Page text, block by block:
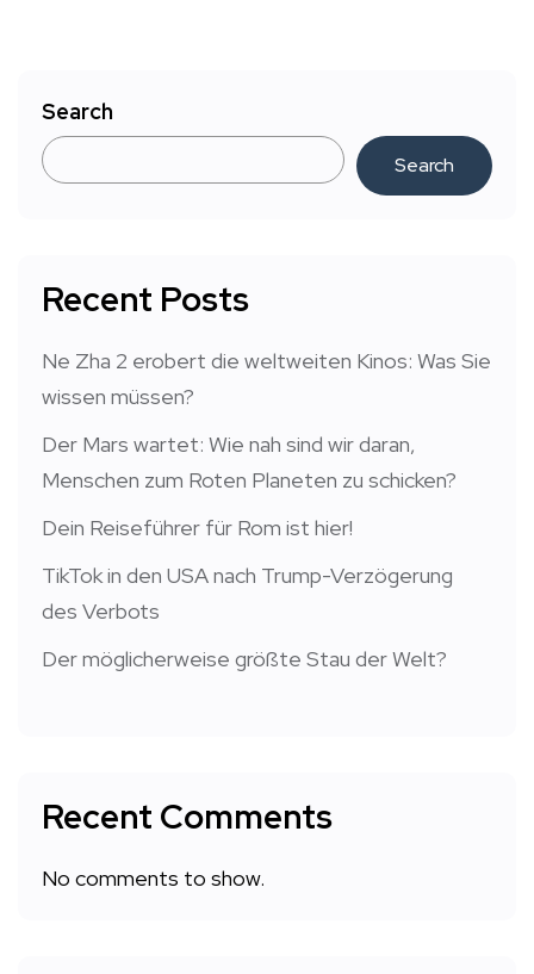
Search
Search
Recent Posts
Ne Zha 2 erobert die weltweiten Kinos: Was Sie
wissen müssen?
Der Mars wartet: Wie nah sind wir daran,
Menschen zum Roten Planeten zu schicken?
Dein Reiseführer für Rom ist hier!
TikTok in den USA nach Trump-Verzögerung
des Verbots
Der möglicherweise größte Stau der Welt?
Recent Comments
No comments to show.